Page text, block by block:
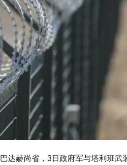
达赫尚省，3日政府军与塔利班武